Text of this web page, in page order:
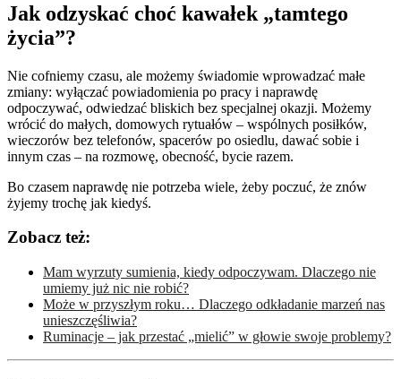
Jak odzyskać choć kawałek „tamtego
życia”?
Nie cofniemy czasu, ale możemy świadomie wprowadzać małe
zmiany: wyłączać powiadomienia po pracy i naprawdę
odpoczywać, odwiedzać bliskich bez specjalnej okazji. Możemy
wrócić do małych, domowych rytuałów – wspólnych posiłków,
wieczorów bez telefonów, spacerów po osiedlu, dawać sobie i
innym czas – na rozmowę, obecność, bycie razem.
Bo czasem naprawdę nie potrzeba wiele, żeby poczuć, że znów
żyjemy trochę jak kiedyś.
Zobacz też:
Mam wyrzuty sumienia, kiedy odpoczywam. Dlaczego nie
umiemy już nic nie robić?
Może w przyszłym roku… Dlaczego odkładanie marzeń nas
unieszczęśliwia?
Ruminacje – jak przestać „mielić” w głowie swoje problemy?